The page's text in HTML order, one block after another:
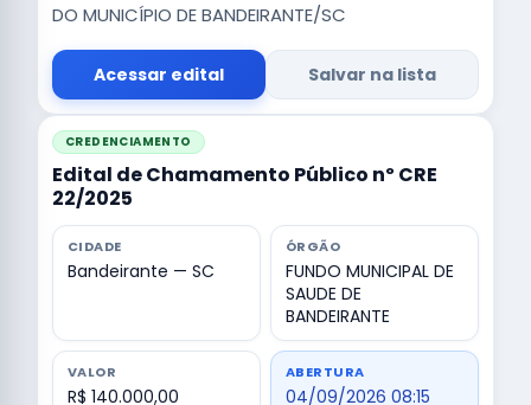
DO MUNICÍPIO DE BANDEIRANTE/SC
Acessar edital Salvar na lista
CREDENCIAMENTO
Edital de Chamamento Público nº CRE
22/2025
CIDADE
Bandeirante — SC
ÓRGÃO
FUNDO MUNICIPAL DE
SAUDE DE
BANDEIRANTE
VALOR
R$ 140.000,00
ABERTURA
04/09/2026 08:15